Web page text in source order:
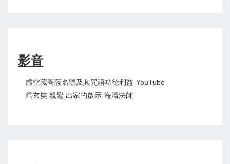
影音
虛空藏菩薩名號及其咒語功德利益-YouTube
◎玄奘 親鸞 出家的啟示-海濤法師